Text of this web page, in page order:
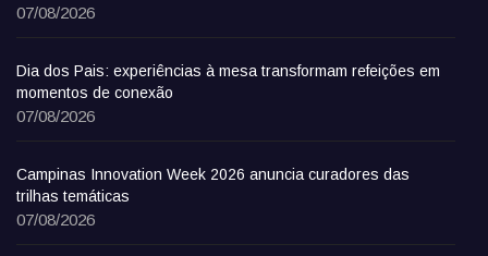
07/08/2026
Dia dos Pais: experiências à mesa transformam refeições em
momentos de conexão
07/08/2026
Campinas Innovation Week 2026 anuncia curadores das
trilhas temáticas
07/08/2026